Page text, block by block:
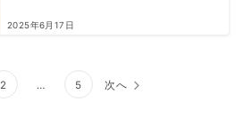
2025年6月17日
2 … 5 次へ